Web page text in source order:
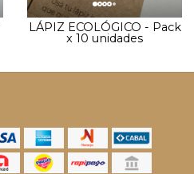
LÁPIZ ECOLÓGICO - Pack
x 10 unidades